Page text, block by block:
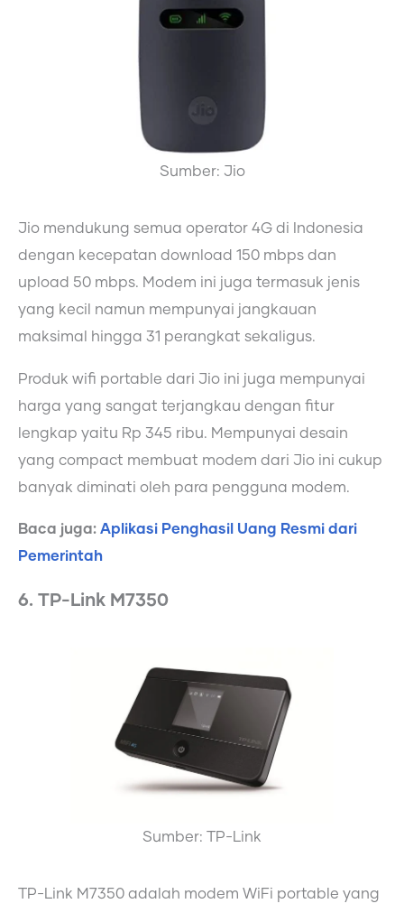
Sumber: Jio
Jio mendukung semua operator 4G di Indonesia
dengan kecepatan download 150 mbps dan
upload 50 mbps. Modem ini juga termasuk jenis
yang kecil namun mempunyai jangkauan
maksimal hingga 31 perangkat sekaligus.
Produk wifi portable dari Jio ini juga mempunyai
harga yang sangat terjangkau dengan fitur
lengkap yaitu Rp 345 ribu. Mempunyai desain
yang compact membuat modem dari Jio ini cukup
banyak diminati oleh para pengguna modem.
Baca juga: Aplikasi Penghasil Uang Resmi dari
Pemerintah
6. TP-Link M7350
Sumber: TP-Link
TP-Link M7350 adalah modem WiFi portable yang